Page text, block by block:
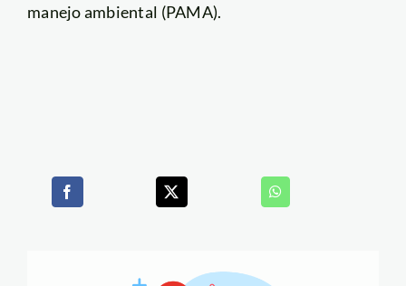
manejo ambiental (PAMA).